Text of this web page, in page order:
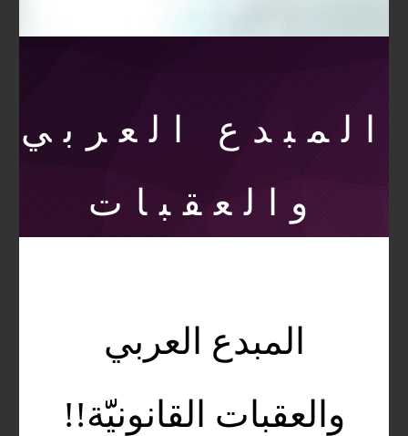
المبدع العربي
والعقبات
المبدع العربي
والعقبات القانونيّّة!!